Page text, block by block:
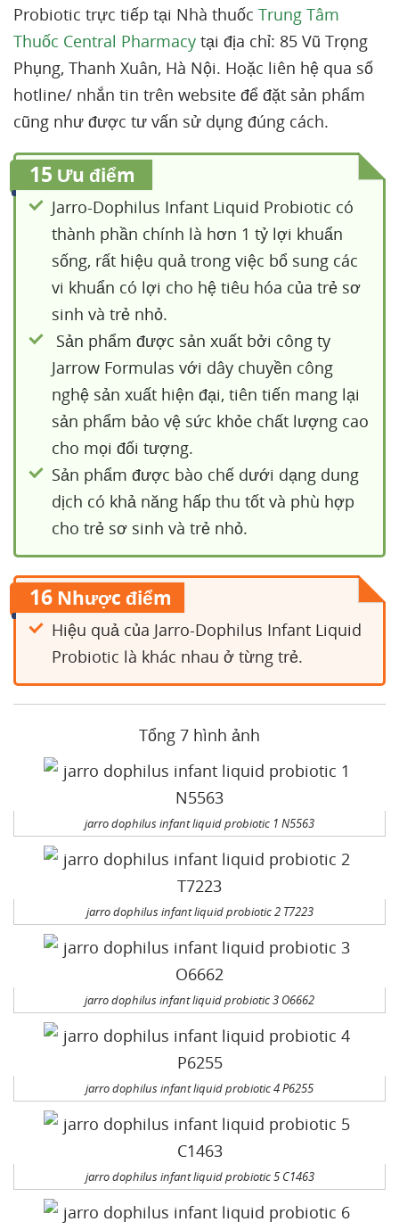
Probiotic trực tiếp tại Nhà thuốc Trung Tâm
Thuốc Central Pharmacy tại địa chỉ: 85 Vũ Trọng
Phụng, Thanh Xuân, Hà Nội. Hoặc liên hệ qua số
hotline/ nhắn tin trên website để đặt sản phẩm
cũng như được tư vấn sử dụng đúng cách.
15 Ưu điểm
Jarro-Dophilus Infant Liquid Probiotic có
thành phần chính là hơn 1 tỷ lợi khuẩn
sống, rất hiệu quả trong việc bổ sung các
vi khuẩn có lợi cho hệ tiêu hóa của trẻ sơ
sinh và trẻ nhỏ.
Sản phẩm được sản xuất bởi công ty
Jarrow Formulas với dây chuyền công
nghệ sản xuất hiện đại, tiên tiến mang lại
sản phẩm bảo vệ sức khỏe chất lượng cao
cho mọi đối tượng.
Sản phẩm được bào chế dưới dạng dung
dịch có khả năng hấp thu tốt và phù hợp
cho trẻ sơ sinh và trẻ nhỏ.
16 Nhược điểm
Hiệu quả của Jarro-Dophilus Infant Liquid
Probiotic là khác nhau ở từng trẻ.
Tổng 7 hình ảnh
jarro dophilus infant liquid probiotic 1 N5563
jarro dophilus infant liquid probiotic 2 T7223
jarro dophilus infant liquid probiotic 3 O6662
jarro dophilus infant liquid probiotic 4 P6255
jarro dophilus infant liquid probiotic 5 C1463